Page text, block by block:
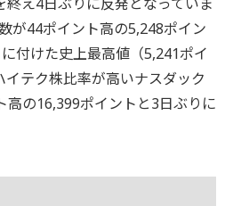
が44ポイント高の5,248ポイン
付けた史上最高値（5,241ポイ
テク株比率が高いナスダック
高の16,399ポイントと3日ぶりに